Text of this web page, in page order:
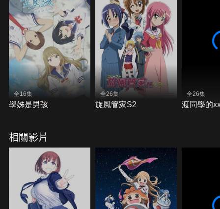
全16集
學姊是男孩
全26集
旋風管家S2
全26集
渡同學的
相關影片